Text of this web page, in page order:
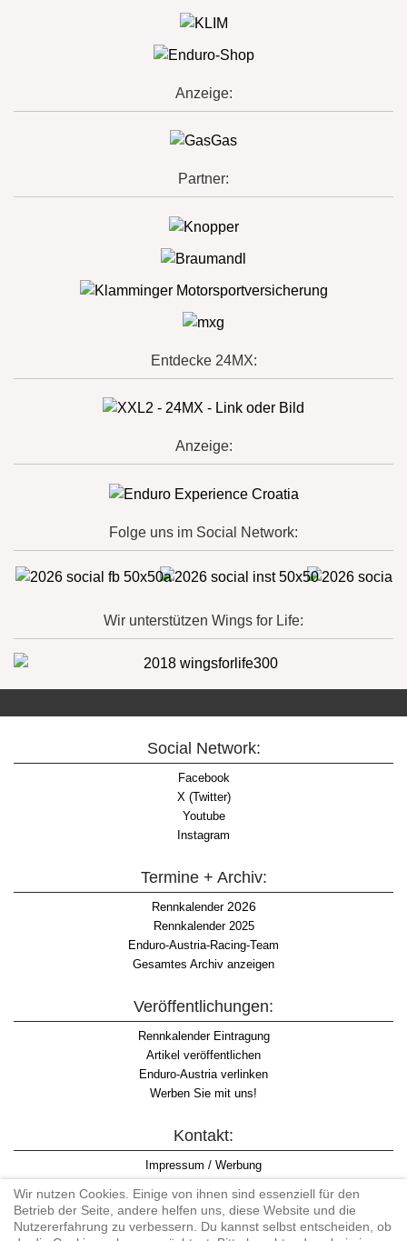
Anzeige:
Partner:
Entdecke 24MX:
Anzeige:
Folge uns im Social Network:
Wir unterstützen Wings for Life:
Social Network:
Facebook
X (Twitter)
Youtube
Instagram
Termine + Archiv:
Rennkalender2026
Rennkalender 2025
Enduro-Austria-Racing-Team
Gesamtes Archiv anzeigen
Veröffentlichungen:
Rennkalender Eintragung
Artikel veröffentlichen
Enduro-Austria verlinken
Werben Sie mit uns!
Kontakt:
Impressum / Werbung
Informationspflicht WKO
AGB
Wir nutzen Cookies. Einige von ihnen sind essenziell für den
Betrieb der Seite, andere helfen uns, diese Website und die
Nutzererfahrung zu verbessern. Du kannst selbst entscheiden, ob